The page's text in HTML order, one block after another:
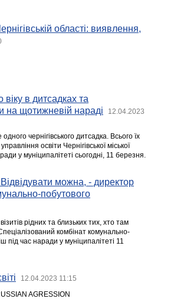
області: виявлення,
в дитсадках та
на щотижневій нараді
12.04.2023
чернігівського дитсадка. Всього їх
освіти Чернігівської міської
у муніципалітеті сьогодні, 11 березня.
можна, - директор
побутового
рідних та близьких тих, хто там
комбінат комунально-
час наради у муніципалітеті 11
12.04.2023 11:15
AGRESSION